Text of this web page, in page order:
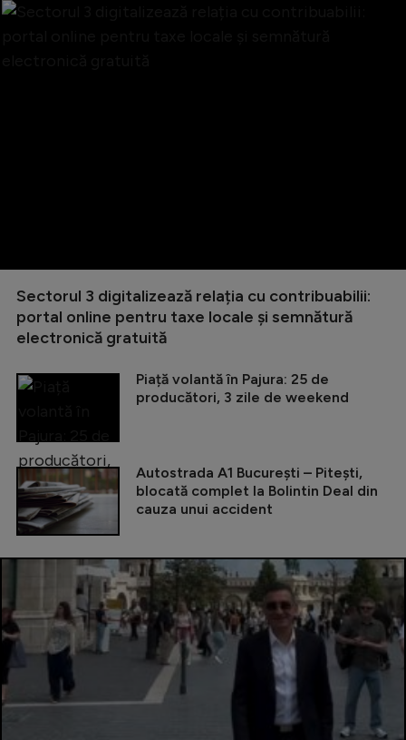
Sectorul 3 digitalizează relația cu contribuabilii:
portal online pentru taxe locale și semnătură
electronică gratuită
Piață volantă în Pajura: 25 de
producători, 3 zile de weekend
Autostrada A1 București – Pitești,
blocată complet la Bolintin Deal din
cauza unui accident